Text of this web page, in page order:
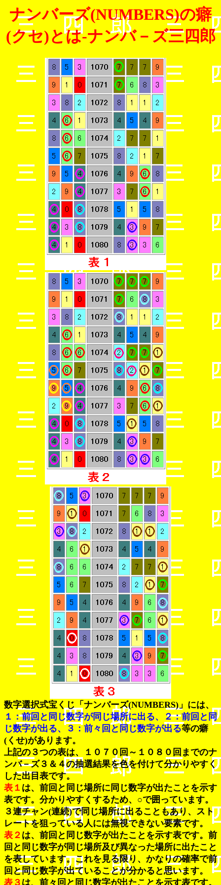
ナンバーズ(NUMBERS)の癖
(クセ)とは-ナンバ－ズ三四郎
数字選択式宝くじ「ナンバーズ(NUMBERS)」には、
１：前回と同じ数字が同じ場所に出る、２：前回と同
じ数字が出る、３：前々回と同じ数字が出る等の癖
(くせ)があります。
上記の３つの表は、１０７０回～１０８０回までのナ
ンバ－ズ３＆４の抽選結果を色を付けて分かりやすく
した出目表です。
表１ は、前回と同じ場所に同じ数字が出たことを示す
表です。分かりやすくするため、○で囲っています。
３連チャン(連続)で同じ場所に出ることもあり、スト
レートを狙っている人には無視できない要素です。
表２ は、前回と同じ数字が出たことを示す表です。前
回と同じ数字が同じ場所及び異なった場所に出たこと
を表しています。これを見る限り、かなりの確率で前
回と同じ数字が出ていることが分かると思います。
表３ は、前々回と同じ数字が出たことを示す表です。